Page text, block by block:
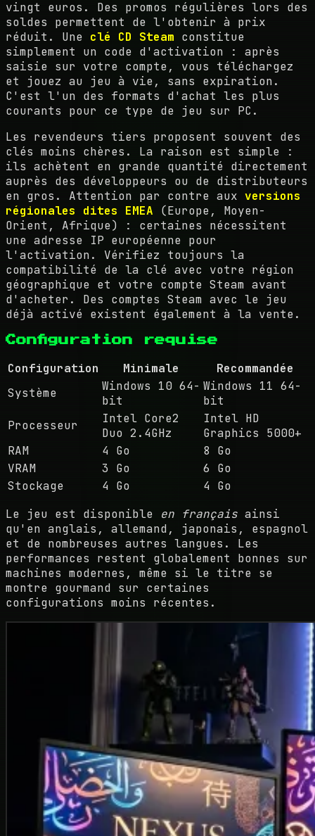
vingt euros. Des promos régulières lors des
soldes permettent de l'obtenir à prix
réduit. Une clé CD Steam constitue
simplement un code d'activation : après
saisie sur votre compte, vous téléchargez
et jouez au jeu à vie, sans expiration.
C'est l'un des formats d'achat les plus
courants pour ce type de jeu sur PC.
Les revendeurs tiers proposent souvent des
clés moins chères. La raison est simple :
ils achètent en grande quantité directement
auprès des développeurs ou de distributeurs
en gros. Attention par contre aux versions
régionales dites EMEA (Europe, Moyen-
Orient, Afrique) : certaines nécessitent
une adresse IP européenne pour
l'activation. Vérifiez toujours la
compatibilité de la clé avec votre région
géographique et votre compte Steam avant
d'acheter. Des comptes Steam avec le jeu
déjà activé existent également à la vente.
Configuration requise
Configuration Minimale
Recommandée
Système
Windows 10 64-
bit
Windows 11 64-
bit
Processeur
Intel Core2
Duo 2.4GHz
Intel HD
Graphics 5000+
RAM
4 Go
8 Go
VRAM
3 Go
6 Go
Stockage
4 Go
4 Go
Le jeu est disponible en français ainsi
qu'en anglais, allemand, japonais, espagnol
et de nombreuses autres langues. Les
performances restent globalement bonnes sur
machines modernes, même si le titre se
montre gourmand sur certaines
configurations moins récentes.